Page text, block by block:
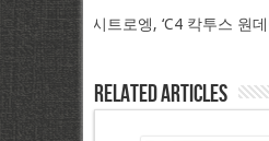
시트로엥, ‘C4 칵투스 원
Related Articles